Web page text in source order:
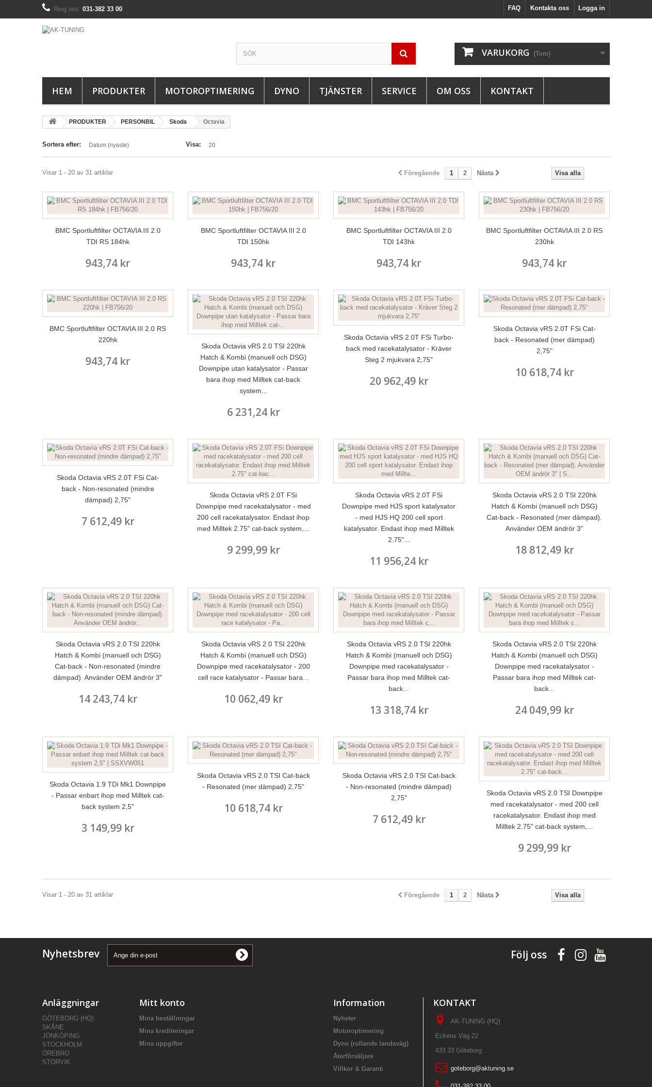
Logga in
Kontakta oss
FAQ
Ring oss: 031-382 33 00
VARUKORG (Tom)
HEM PRODUKTER MOTOROPTIMERING DYNO TJÄNSTER SERVICE OM OSS KONTAKT
PRODUKTER PERSONBIL Skoda Octavia
Sortera efter: Datum (nyaste) Visa: 20
Visa alla
Föregående 1 2 Nästa
Visar 1 - 20 av 31 artiklar
BMC Sportluftfilter OCTAVIA III 2.0
TDI RS 184hk
943,74 kr
BMC Sportluftfilter OCTAVIA III 2.0
TDI 150hk
943,74 kr
BMC Sportluftfilter OCTAVIA III 2.0
TDI 143hk
943,74 kr
BMC Sportluftfilter OCTAVIA III 2.0 RS
230hk
943,74 kr
BMC Sportluftfilter OCTAVIA III 2.0 RS
220hk
943,74 kr
Skoda Octavia vRS 2.0 TSI 220hk
Hatch & Kombi (manuell och DSG)
Downpipe utan katalysator - Passar
bara ihop med Milltek cat-back
system...
6 231,24 kr
Skoda Octavia vRS 2.0T FSi Turbo-
back med racekatalysator - Kräver
Steg 2 mjukvara 2,75"
20 962,49 kr
Skoda Octavia vRS 2.0T FSi Cat-
back - Resonated (mer dämpad)
2,75"
10 618,74 kr
Skoda Octavia vRS 2.0T FSi Cat-
back - Non-resonated (mindre
dämpad) 2,75"
7 612,49 kr
Skoda Octavia vRS 2.0T FSi
Downpipe med racekatalysator - med
200 cell racekatalysator. Endast ihop
med Milltek 2.75" cat-back system,...
9 299,99 kr
Skoda Octavia vRS 2.0T FSi
Downpipe med HJS sport katalysator
- med HJS HQ 200 cell sport
katalysator. Endast ihop med Milltek
2.75"...
11 956,24 kr
Skoda Octavia vRS 2.0 TSI 220hk
Hatch & Kombi (manuell och DSG)
Cat-back - Resonated (mer dämpad).
Använder OEM ändrör 3"
18 812,49 kr
Skoda Octavia vRS 2.0 TSI 220hk
Hatch & Kombi (manuell och DSG)
Cat-back - Non-resonated (mindre
dämpad). Använder OEM ändrör 3"
14 243,74 kr
Skoda Octavia vRS 2.0 TSI 220hk
Hatch & Kombi (manuell och DSG)
Downpipe med racekatalysator - 200
cell race katalysator - Passar bara...
10 062,49 kr
Skoda Octavia vRS 2.0 TSI 220hk
Hatch & Kombi (manuell och DSG)
Downpipe med racekatalysator -
Passar bara ihop med Milltek cat-
back...
13 318,74 kr
Skoda Octavia vRS 2.0 TSI 220hk
Hatch & Kombi (manuell och DSG)
Downpipe med racekatalysator -
Passar bara ihop med Milltek cat-
back...
24 049,99 kr
Skoda Octavia 1.9 TDi Mk1 Downpipe
- Passar enbart ihop med Milltek cat-
back system 2,5"
3 149,99 kr
Skoda Octavia vRS 2.0 TSI Cat-back
- Resonated (mer dämpad) 2,75"
10 618,74 kr
Skoda Octavia vRS 2.0 TSI Cat-back
- Non-resonated (mindre dämpad)
2,75"
7 612,49 kr
Skoda Octavia vRS 2.0 TSI Downpipe
med racekatalysator - med 200 cell
racekatalysator. Endast ihop med
Milltek 2.75" cat-back system,...
9 299,99 kr
Visa alla
Föregående 1 2 Nästa
Visar 1 - 20 av 31 artiklar
Nyhetsbrev Följ oss
Anläggningar
GÖTEBORG (HQ)
SKÅNE
JÖNKÖPING
STOCKHOLM
ÖREBRO
STORVIK
Mitt konto
Mina beställningar
Mina krediteringar
Mina uppgifter
Information
Nyheter
Motoroptimering
Dyno (rullande landsväg)
Återförsäljare
Villkor & Garanti
KONTAKT
AK-TUNING (HQ)
Eckens Väg 22
433 33 Göteborg
goteborg@aktuning.se